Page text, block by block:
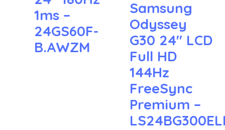
1ms –
24GS60F-
B.AWZM
Samsung
Odyssey
G30 24″ LCD
Full HD
144Hz
FreeSync
Premium –